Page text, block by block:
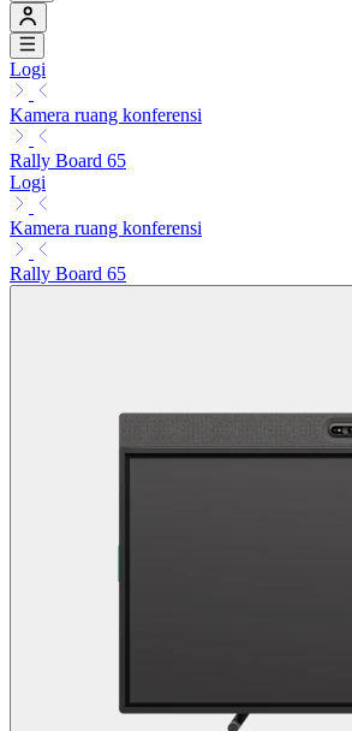
Logi
Kamera ruang konferensi
Rally Board 65
Logi
Kamera ruang konferensi
Rally Board 65